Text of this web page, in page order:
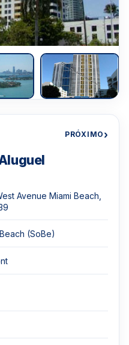
PRÓXIMO›
Avenue Miami Beach,
(SoBe)